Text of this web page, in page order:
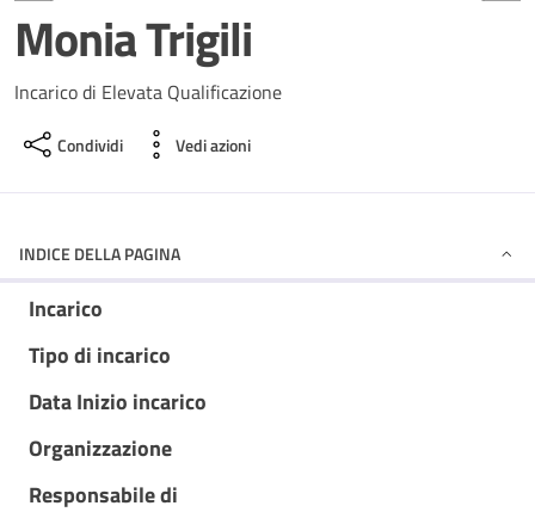
Monia Trigili
Incarico di Elevata Qualificazione
Condividi Vedi azioni
INDICE DELLA PAGINA
Incarico
Tipo di incarico
Data Inizio incarico
Organizzazione
Responsabile di